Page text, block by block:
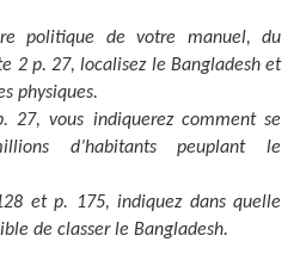
politique de votre manuel, du
2 p. 27, localisez le Bangladesh et
physiques.
27, vous indiquerez comment se
d’habitants peuplant le
et p. 175, indiquez dans quelle
de classer le Bangladesh.